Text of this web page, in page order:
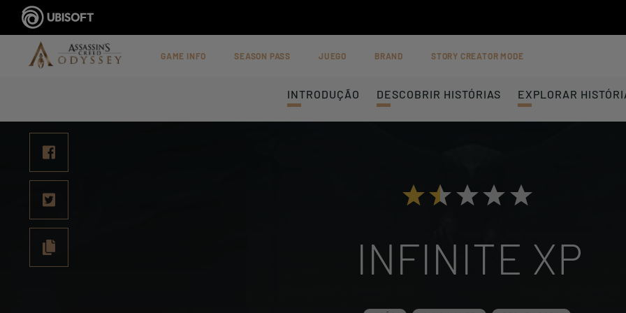
GAME INFO SEASON PASS JUEGO BRAND STORY CREATOR MODE
INTRODUÇÃO DESCOBRIR HISTÓRIAS EXPLORAR
>
INFINITE XP